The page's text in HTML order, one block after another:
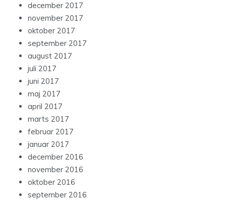
december 2017
november 2017
oktober 2017
september 2017
august 2017
juli 2017
juni 2017
maj 2017
april 2017
marts 2017
februar 2017
januar 2017
december 2016
november 2016
oktober 2016
september 2016